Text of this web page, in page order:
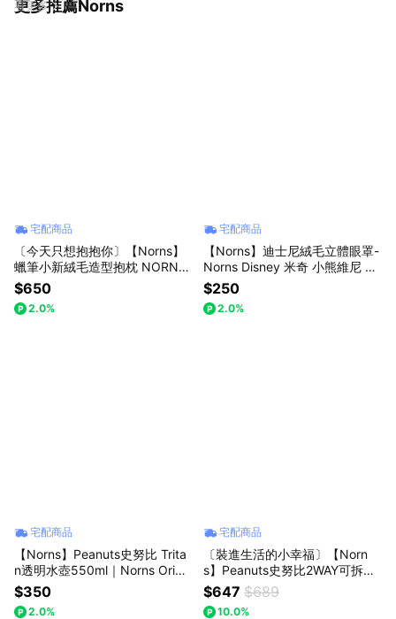
更多推薦Norns
看更多
宅配商品
〔今天只想抱抱你〕【Norns】
蠟筆小新絨毛造型抱枕 NORNS
小新小白 拉鍊可拆式絨毛靠枕
$650
2.0%
宅配商品
【Norns】迪士尼絨毛立體眼罩-
Norns Disney 米奇 小熊維尼 奇
奇蒂蒂 史迪奇 旅行周邊遮光好
眠眼罩(每款式最少需購買2件)
$250
2.0%
宅配商品
【Norns】Peanuts史努比 Trita
n透明水壺550ml｜Norns Origin
al Design Snoopy BPA FREE 隨
身水瓶
$350
2.0%
宅配商品
〔裝進生活的小幸福〕【Norn
s】Peanuts史努比2WAY可拆背
帶購物袋+屋頂鑰匙+除濕袋
$647 $689
10.0%